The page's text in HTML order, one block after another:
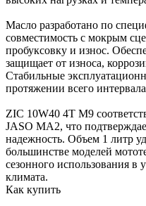
Масло разработано по
совместимость с мокрым
пробуксовку и износ.
защищает от износа,
Стабильные
протяжении всего
ZIC 10W40 4Т М9
JASO MA2, что
надежность. Объем 1 литр
большинстве моделей
сезонного использования в
климата.
Как купить